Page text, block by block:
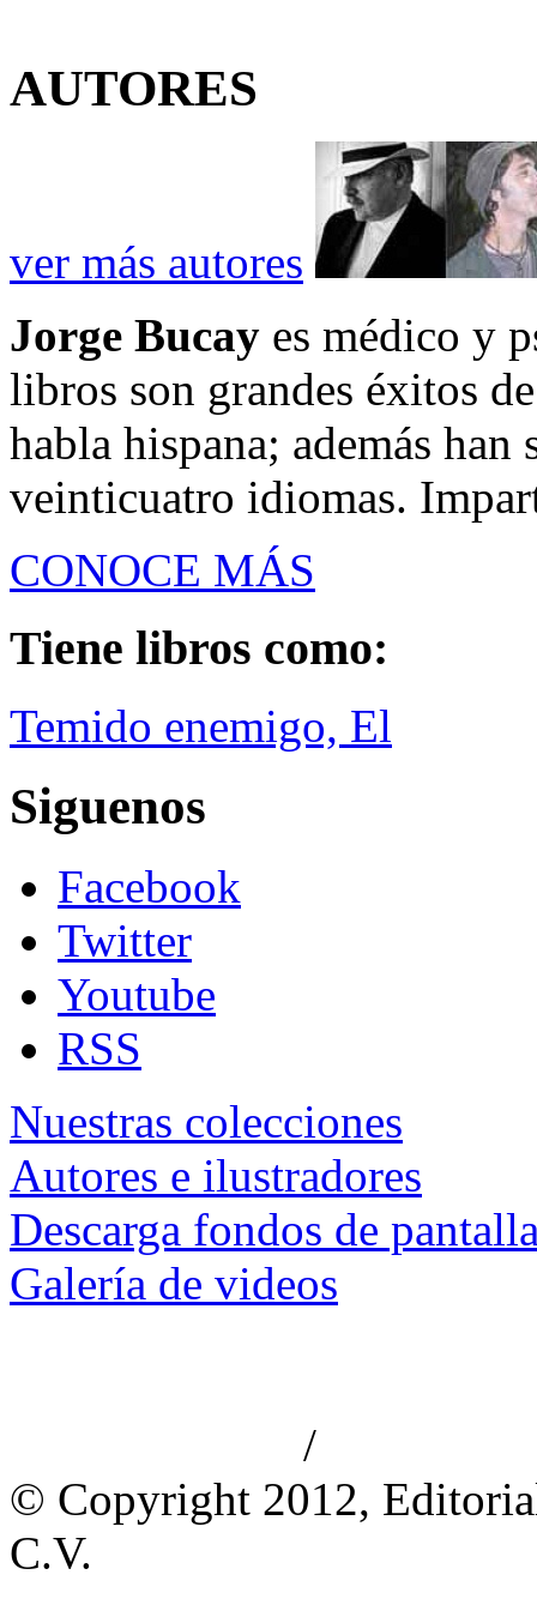
AUTORES
ver más autores
Jorge Bucay es médico y
libros son grandes éxitos
habla hispana; además
veinticuatro idiomas.
CONOCE MÁS
Tiene libros como:
Temido enemigo, El
Siguenos
Facebook
Twitter
Youtube
RSS
Nuestras colecciones
Autores e ilustradores
Descarga fondos de
Galería de videos
/
© Copyright 2012,
C.V.